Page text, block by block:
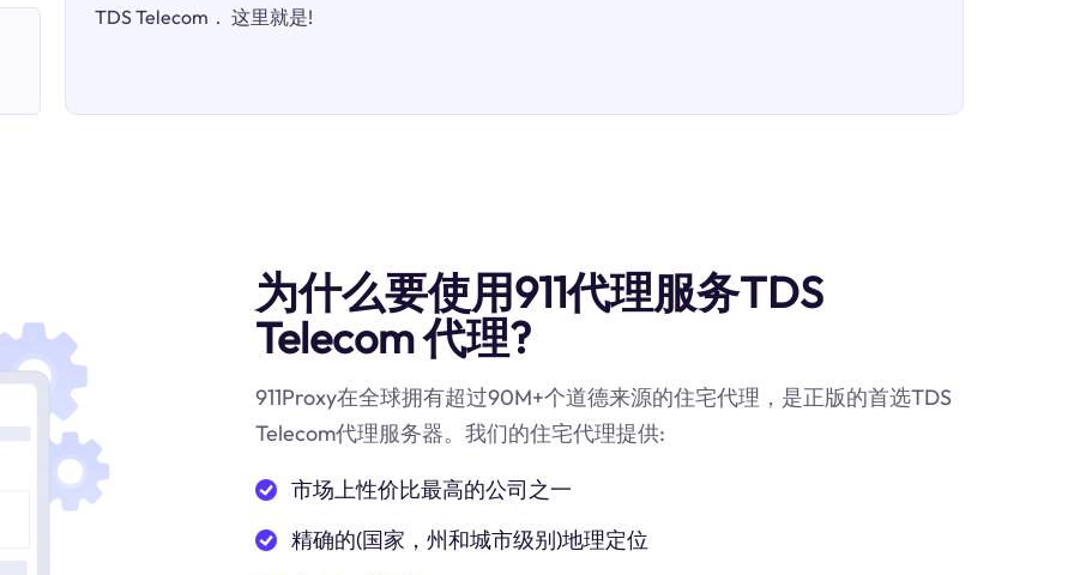
TDS Telecom． 这里就是!
为什么要使用911代理服务TDS
Telecom 代理?
911Proxy在全球拥有超过90M+个道德来源的住宅代理，是正版的首选TDS
Telecom代理服务器。我们的住宅代理提供:
市场上性价比最高的公司之一
精确的(国家，州和城市级别)地理定位